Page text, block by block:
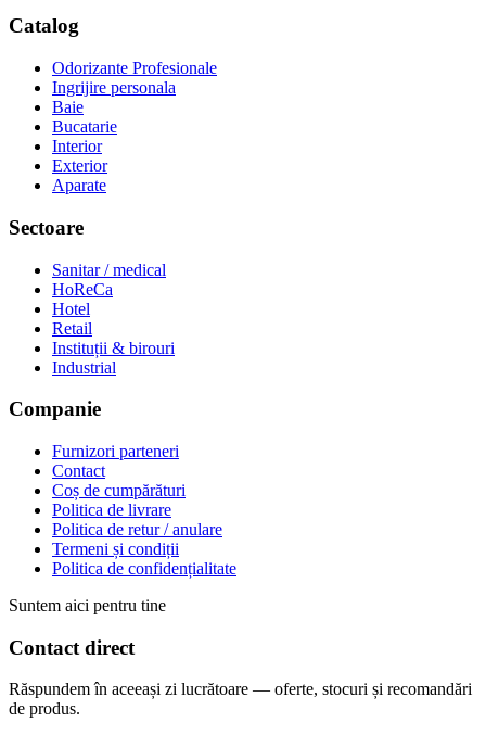
Catalog
Odorizante Profesionale
Ingrijire personala
Baie
Bucatarie
Interior
Exterior
Aparate
Sectoare
Sanitar / medical
HoReCa
Hotel
Retail
Instituții & birouri
Industrial
Companie
Furnizori parteneri
Contact
Coș de cumpărături
Politica de livrare
Politica de retur / anulare
Termeni și condiții
Politica de confidențialitate
Suntem aici pentru tine
Contact direct
Răspundem în aceeași zi lucrătoare — oferte, stocuri și recomandări
de produs.